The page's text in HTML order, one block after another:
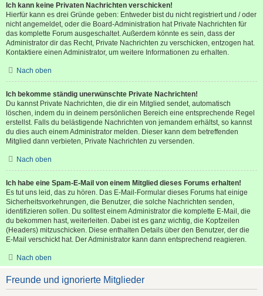
Ich kann keine Privaten Nachrichten verschicken!
Hierfür kann es drei Gründe geben: Entweder bist du nicht registriert und / oder
nicht angemeldet, oder die Board-Administration hat Private Nachrichten für
das komplette Forum ausgeschaltet. Außerdem könnte es sein, dass der
Administrator dir das Recht, Private Nachrichten zu verschicken, entzogen hat.
Kontaktiere einen Administrator, um weitere Informationen zu erhalten.
Nach oben
Ich bekomme ständig unerwünschte Private Nachrichten!
Du kannst Private Nachrichten, die dir ein Mitglied sendet, automatisch
löschen, indem du in deinem persönlichen Bereich eine entsprechende Regel
erstellst. Falls du belästigende Nachrichten von jemandem erhältst, so kannst
du dies auch einem Administrator melden. Dieser kann dem betreffenden
Mitglied dann verbieten, Private Nachrichten zu versenden.
Nach oben
Ich habe eine Spam-E-Mail von einem Mitglied dieses Forums erhalten!
Es tut uns leid, das zu hören. Das E-Mail-Formular dieses Forums hat einige
Sicherheitsvorkehrungen, die Benutzer, die solche Nachrichten senden,
identifizieren sollen. Du solltest einem Administrator die komplette E-Mail, die
du bekommen hast, weiterleiten. Dabei ist es ganz wichtig, die Kopfzeilen
(Headers) mitzuschicken. Diese enthalten Details über den Benutzer, der die
E-Mail verschickt hat. Der Administrator kann dann entsprechend reagieren.
Nach oben
Freunde und ignorierte Mitglieder